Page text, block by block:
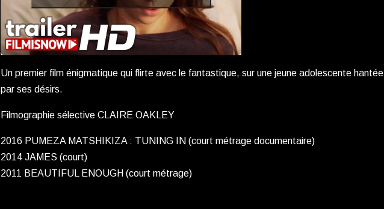
Un premier film énigmatique qui flirte avec le fantastique, sur une jeune adolescente hantée
par ses désirs.
Filmographie sélective CLAIRE OAKLEY
2016 PUMEZA MATSHIKIZA : TUNING IN (court métrage documentaire)
2014 JAMES (court)
2011 BEAUTIFUL ENOUGH (court métrage)